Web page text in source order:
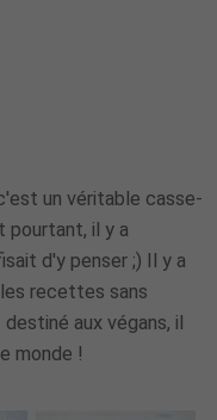
un véritable casse-
pourtant, il y a
d'y penser ;) Il y a
recettes sans
aux végans, il
monde !